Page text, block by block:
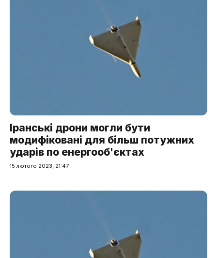
Іранські дрони могли бути
модифіковані для більш потужних
ударів по енергооб'єктах
15 лютого 2023, 21:47